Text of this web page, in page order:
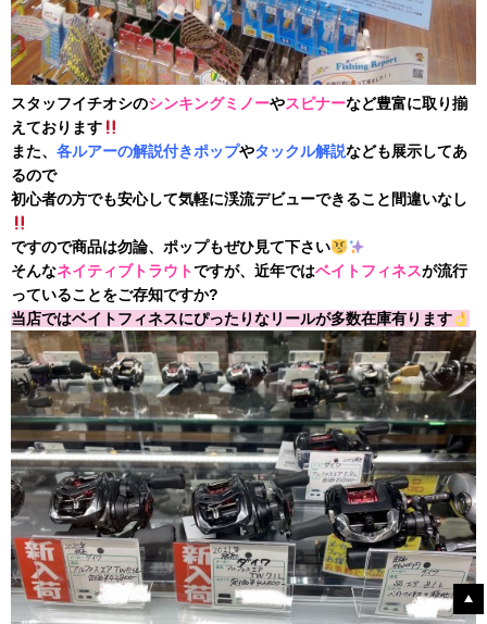
スタッフイチオシのシンキングミノーやスピナーなど豊富に取り揃
えております
また、 各ルアーの解説付きポップやタックル解説なども展示してあ
るので
初心者の方でも安心して気軽に渓流デビューできること間違いなし
ですので商品は勿論、ポップもぜひ見て下さい
そんなネイティブトラウトですが、近年ではベイトフィネスが流行
っていることをご存知ですか?
当店ではベイトフィネスにぴったりなリールが多数在庫有ります